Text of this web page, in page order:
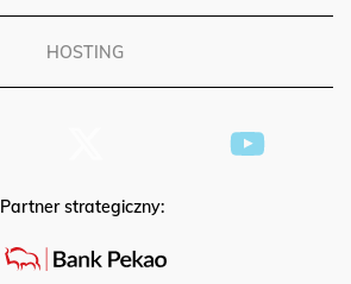
HOSTING
Partner strategiczny: